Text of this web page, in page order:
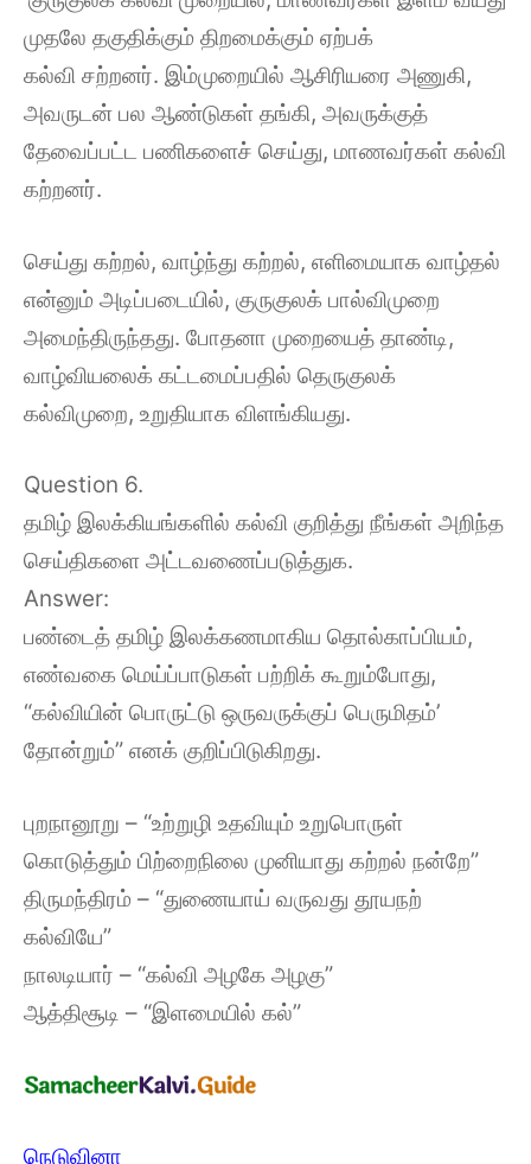
முதலே தகுதிக்கும் திறமைக்கும் ஏற்பக்
கல்வி சற்றனர். இம்முறையில் ஆசிரியரை அணுகி,
அவருடன் பல ஆண்டுகள் தங்கி, அவருக்குத்
தேவைப்பட்ட பணிகளைச் செய்து, மாணவர்கள் கல்வி
கற்றனர்.
செய்து கற்றல், வாழ்ந்து கற்றல், எளிமையாக வாழ்தல்
என்னும் அடிப்படையில், குருகுலக் பால்விமுறை
அமைந்திருந்தது. போதனா முறையைத் தாண்டி,
வாழ்வியலைக் கட்டமைப்பதில் தெருகுலக்
கல்விமுறை, உறுதியாக விளங்கியது.
Question 6.
தமிழ் இலக்கியங்களில் கல்வி குறித்து நீங்கள் அறிந்த
செய்திகளை அட்டவணைப்படுத்துக.
Answer:
பண்டைத் தமிழ் இலக்கணமாகிய தொல்காப்பியம்,
எண்வகை மெய்ப்பாடுகள் பற்றிக் கூறும்போது,
“கல்வியின் பொருட்டு ஒருவருக்குப் பெருமிதம்’
தோன்றும்” எனக் குறிப்பிடுகிறது.
புறநானூறு – “உற்றுழி உதவியும் உறுபொருள்
கொடுத்தும் பிற்றைநிலை முனியாது கற்றல் நன்றே”
திருமந்திரம் – “துணையாய் வருவது தூயநற்
கல்வியே”
நாலடியார் – “கல்வி அழகே அழகு”
ஆத்திசூடி – “இளமையில் கல்”
நெடுவினா